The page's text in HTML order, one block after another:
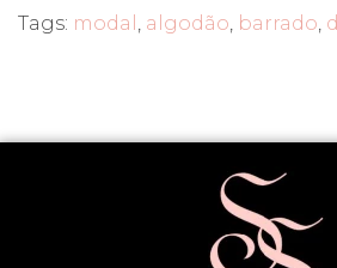
Tags: modal , algodão, barrado,